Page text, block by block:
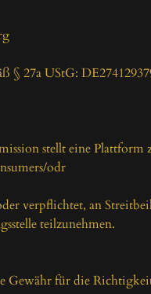
§ 27a UStG:
stellt eine
odr
verpflichtet, an
teilzunehmen.
Gewähr für die